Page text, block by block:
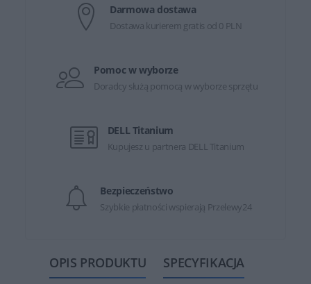
Darmowa dostawa
Dostawa kurierem gratis od 0 PLN
Pomoc w wyborze
Doradcy służą pomocą w wyborze sprzętu
DELL Titanium
Kupujesz u partnera DELL Titanium
Bezpieczeństwo
Szybkie płatności wspierają Przelewy24
OPIS PRODUKTU
SPECYFIKACJA